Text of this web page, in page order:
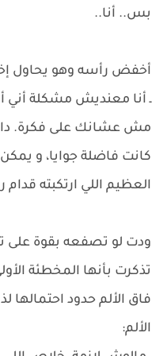
بس.. أنا..
أخفض رأسه وهو يحاول
ـ أنا معنديش مشكلة أني
مش عشانك على فكرة. دا
كانت فاضلة جوايا، و
العظيم اللي ارتكبته قدام
ودت لو تصفعه بقوة على
تذكرت بأنها المخطئة
فاق الألم حدود احتمالها
الألم: